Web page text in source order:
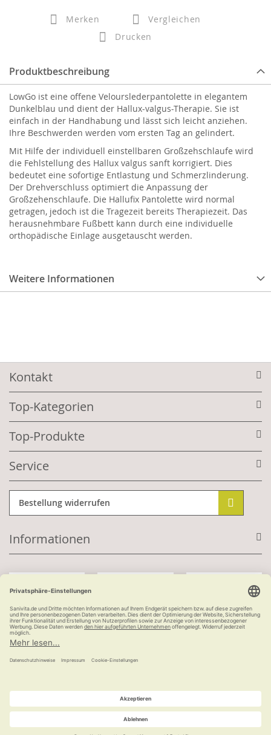
Merken
Vergleichen
Drucken
Produktbeschreibung
Weitere Informationen
LowGo ist eine offene Velourslederpantolette in elegantem
Dunkelblau und dient der Hallux-valgus-Therapie. Sie ist
einfach in der Handhabung und lässt sich leicht anziehen.
Ihre Beschwerden werden vom ersten Tag an gelindert.
Mit Hilfe der individuell einstellbaren Großzehschlaufe wird
die Fehlstellung des Hallux valgus sanft korrigiert. Dies
bedeutet eine sofortige Entlastung und Schmerzlinderung.
Der Drehverschluss optimiert die Anpassung der
Großzehenschlaufe. Die Hallufix Pantolette wird normal
getragen, jedoch ist die Tragezeit bereits Therapiezeit. Das
herausnehmbare Fußbett kann durch eine individuelle
orthopädische Einlage ausgetauscht werden.
Kontakt
Top-Kategorien
Top-Produkte
Service
Bestellung widerrufen
Informationen
Kauf auf Rechnung
versandkostenfrei